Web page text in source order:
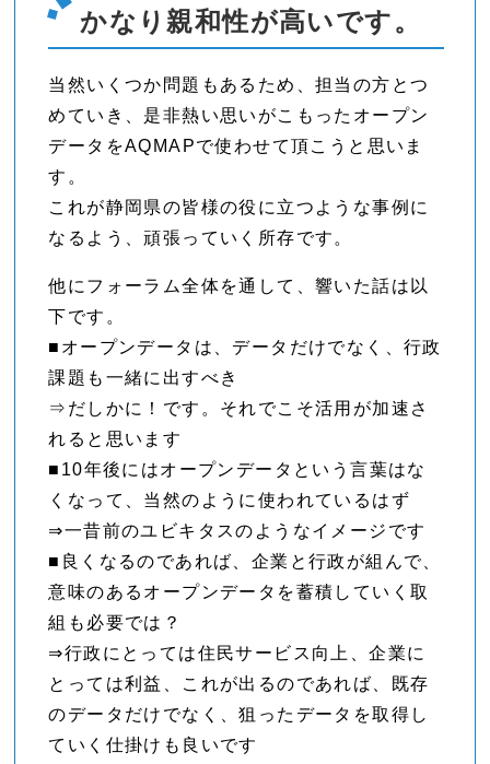
かなり親和性が高いです。
当然いくつか問題もあるため、担当の方とつ
めていき、是非熱い思いがこもったオープン
データをAQMAPで使わせて頂こうと思いま
す。
これが静岡県の皆様の役に立つような事例に
なるよう、頑張っていく所存です。
他にフォーラム全体を通して、響いた話は以
下です。
■オープンデータは、データだけでなく、行政
課題も一緒に出すべき
⇒だしかに！です。それでこそ活用が加速さ
れると思います
■10年後にはオープンデータという言葉はな
くなって、当然のように使われているはず
⇒一昔前のユビキタスのようなイメージです
■良くなるのであれば、企業と行政が組んで、
意味のあるオープンデータを蓄積していく取
組も必要では？
⇒行政にとっては住民サービス向上、企業に
とっては利益、これが出るのであれば、既存
のデータだけでなく、狙ったデータを取得し
ていく仕掛けも良いです